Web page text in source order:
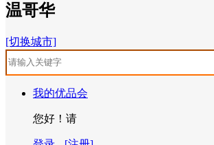
温哥华
[切换城市]
我的优品会
您好！请